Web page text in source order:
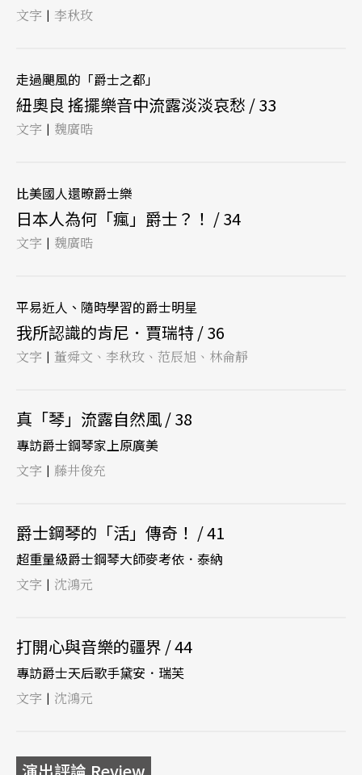
文字 | 李秋玫
走過颶風的「爵士之都」
紐奧良 搖擺樂音中流露淡淡哀愁 / 33
文字 | 魏廣晧
比美國人還暸爵士樂
日本人為何「瘋」爵士？！ / 34
文字 | 魏廣晧
平易近人、隨時學習的爵士明星
我所認識的肯尼．賈瑞特 / 36
文字 | 董舜文、李秋玫、范辰旭、林侖靜
真「琴」流露自然風 / 38
專訪爵士鋼琴家上原廣美
文字 | 藤井俊充
爵士鋼琴的「活」傳奇！ / 41
超重量級爵士鋼琴大師麥考依．泰納
文字 | 沈鴻元
打開心與音樂的疆界 / 44
專訪爵士天后歌手黛安．瑞芙
文字 | 沈鴻元